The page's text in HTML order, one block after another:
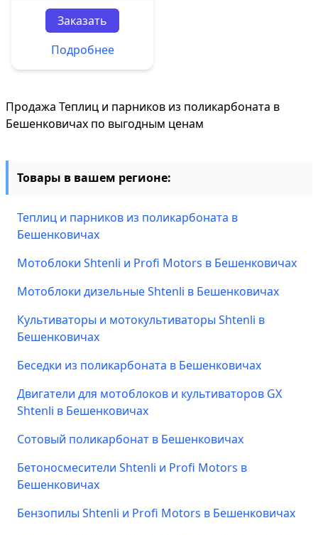
Заказать
Подробнее
Продажа Теплиц и парников из поликарбоната в
Бешенковичах по выгодным ценам
Товары в вашем регионе:
Теплиц и парников из поликарбоната в
Бешенковичах
Мотоблоки Shtenli и Profi Motors в Бешенковичах
Мотоблоки дизельные Shtenli в Бешенковичах
Культиваторы и мотокультиваторы Shtenli в
Бешенковичах
Беседки из поликарбоната в Бешенковичах
Двигатели для мотоблоков и культиваторов GX
Shtenli в Бешенковичах
Сотовый поликарбонат в Бешенковичах
Бетоносмесители Shtenli и Profi Motors в
Бешенковичах
Бензопилы Shtenli и Profi Motors в Бешенковичах